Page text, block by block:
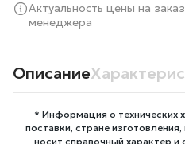
Актуальность цены на
менеджера
Описание
* Информация о технических
поставки, стране
носит справочный характер и